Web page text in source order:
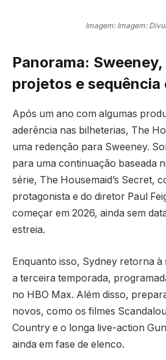
Imagem: Imagem:
Panorama:
projetos e
Após um ano com algumas
aderência nas bilheterias, The
uma redenção para Sweeney.
para uma continuação baseada
série, The Housemaid’s Secret,
protagonista e do diretor Paul
começar em 2026, ainda sem
estreia.
Enquanto isso, Sydney retorna à
a terceira temporada,
no HBO Max. Além disso,
novos, como os filmes
Country e o longa live-action
ainda em fase de elenco.